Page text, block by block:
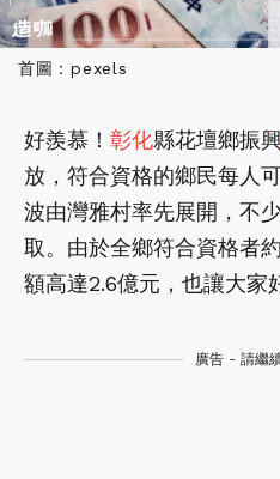
首圖：pexels
好羨慕！ 彰化縣花壇鄉振
放，符合資格的鄉民每人
波由灣雅村率先展開，不
取。由於全鄉符合資格者
額高達2.6億元，也讓大家
廣告 - 請繼